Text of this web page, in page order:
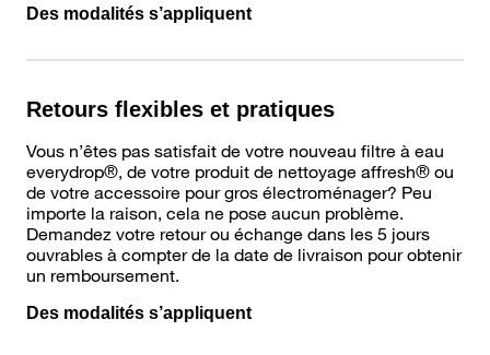
Des modalités s’appliquent
Retours flexibles et pratiques
Vous n’êtes pas satisfait de votre nouveau filtre à eau
everydrop®, de votre produit de nettoyage affresh® ou
de votre accessoire pour gros électroménager? Peu
importe la raison, cela ne pose aucun problème.
Demandez votre retour ou échange dans les 5 jours
ouvrables à compter de la date de livraison pour obtenir
un remboursement.
Des modalités s’appliquent